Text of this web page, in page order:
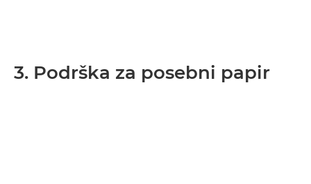
3. Podrška za posebni papir